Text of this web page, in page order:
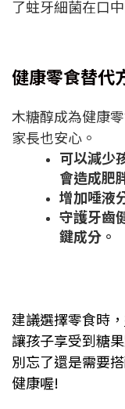
了蛀牙細菌在口
健康零食替代
木糖醇成為健康
家長也安心。
可以減少
會造成肥
增加唾液
守護牙齒
鍵成分。
建議選擇零食時，
讓孩子享受到糖
別忘了還是需要
健康喔!